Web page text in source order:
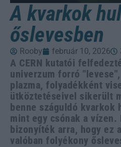
A kvarkok
őslevesben
Rooby február 10, 2026
A CERN kutatói
univerzum forró
plazma, folyadékként
ütköztetéseivel sikerült
benne száguldó kvarkok
mint egy csónak a vízen.
bizonyíték arra, hogy ez
valóban folyékony